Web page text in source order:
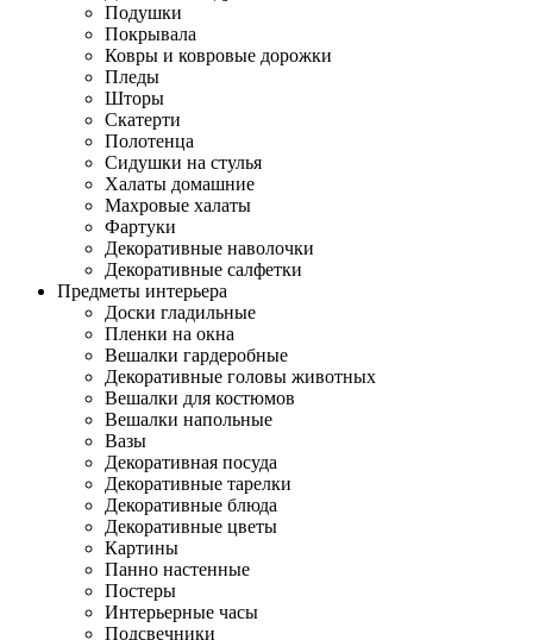
Подушки
Покрывала
Ковры и ковровые дорожки
Пледы
Шторы
Скатерти
Полотенца
Сидушки на стулья
Халаты домашние
Махровые халаты
Фартуки
Декоративные наволочки
Декоративные салфетки
Предметы интерьера
Доски гладильные
Пленки на окна
Вешалки гардеробные
Декоративные головы животных
Вешалки для костюмов
Вешалки напольные
Вазы
Декоративная посуда
Декоративные тарелки
Декоративные блюда
Декоративные цветы
Картины
Панно настенные
Постеры
Интерьерные часы
Подсвечники